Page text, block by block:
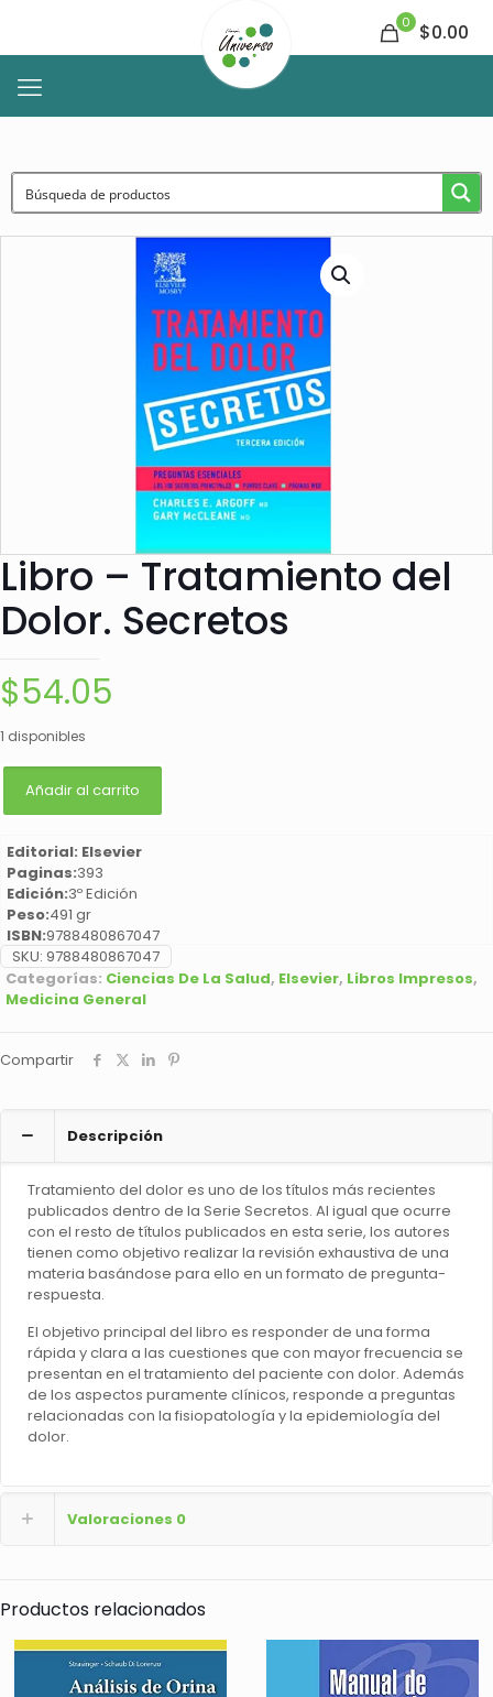
0 $0.00
Libro – Tratamiento del
Dolor. Secretos
$54.05
1 disponibles
Añadir al carrito
Editorial: Elsevier
Paginas:393
Edición:3º Edición
Peso:491 gr
ISBN:9788480867047
SKU: 9788480867047
Categorías: Ciencias De La Salud, Elsevier, Libros Impresos,
Medicina General
Compartir
Descripción
Tratamiento del dolor es uno de los títulos más recientes
publicados dentro de la Serie Secretos. Al igual que ocurre
con el resto de títulos publicados en esta serie, los autores
tienen como objetivo realizar la revisión exhaustiva de una
materia basándose para ello en un formato de pregunta-
respuesta.
El objetivo principal del libro es responder de una forma
rápida y clara a las cuestiones que con mayor frecuencia se
presentan en el tratamiento del paciente con dolor. Además
de los aspectos puramente clínicos, responde a preguntas
relacionadas con la fisiopatología y la epidemiología del
dolor.
Valoraciones 0
Productos relacionados